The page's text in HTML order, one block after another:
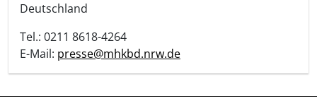
Deutschland
Tel.: 0211 8618-4264
E-Mail: presse@mhkbd.nrw.de